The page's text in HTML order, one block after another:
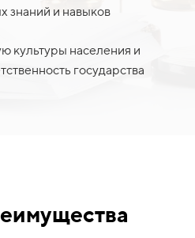
знаний и навыков
культуры населения и
государства